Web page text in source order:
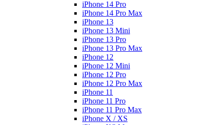
iPhone 14 Pro
iPhone 14 Pro Max
iPhone 13
iPhone 13 Mini
iPhone 13 Pro
iPhone 13 Pro Max
iPhone 12
iPhone 12 Mini
iPhone 12 Pro
iPhone 12 Pro Max
iPhone 11
iPhone 11 Pro
iPhone 11 Pro Max
iPhone X / XS